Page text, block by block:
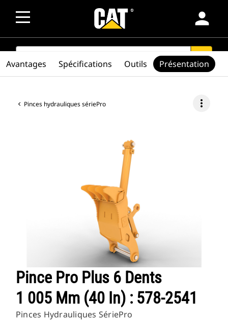
person
SEARCH search
Pinces hydrauliques sériePro more_vert
Pince Pro Plus 6 Dents
1 005 Mm (40 In) : 578-2541
Pinces Hydrauliques SériePro
Avantages Spécifications Outils Présentation